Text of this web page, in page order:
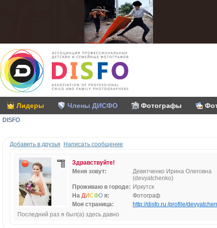
Лидеры Члены ДИСФО Фотографы
DISFO
Добавить в друзья Написать сообщение
Здравствуйте!
Меня зовут:
Девятченко Ирина Олеговна
(devyatchenko)
Проживаю в городе: Иркутск
На ДИСФО я:
Фотограф
Моя страница:
http://disfo.ru /profile/
Последний раз я был(а) здесь давно